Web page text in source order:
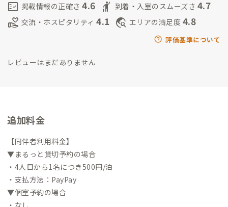
fact_check 掲載情報の正確さ 4.6 hail 到着・入室のスムーズさ 4.7
volunteer_activism 交流・ホスピタリティ 4.1 travel_explore エリアの満足度 4.8
評価基準について
レビューはまだありません
追加料金
【同伴者利用料金】
▼まるっと貸切予約の場合
・4人目から1名につき500円/泊
・支払方法：PayPay
▼個室予約の場合
・なし